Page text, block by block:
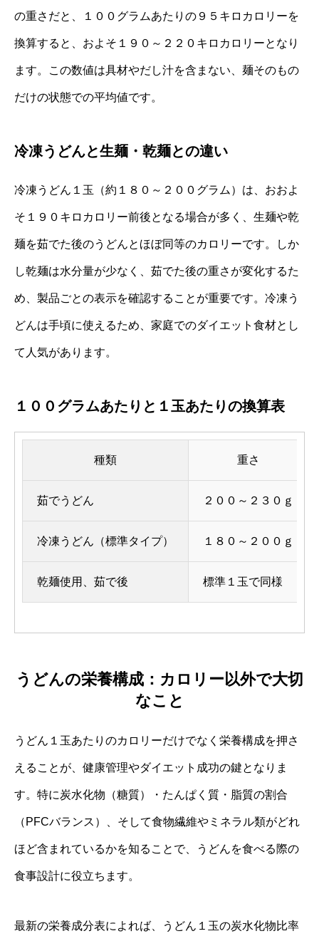
の重さだと、１００グラムあたりの９５キロカロリーを
換算すると、およそ１９０～２２０キロカロリーとなり
ます。この数値は具材やだし汁を含まない、麺そのもの
だけの状態での平均値です。
冷凍うどんと生麺・乾麺との違い
冷凍うどん１玉（約１８０～２００グラム）は、おおよ
そ１９０キロカロリー前後となる場合が多く、生麺や乾
麺を茹でた後のうどんとほぼ同等のカロリーです。しか
し乾麺は水分量が少なく、茹でた後の重さが変化するた
め、製品ごとの表示を確認することが重要です。冷凍う
どんは手頃に使えるため、家庭でのダイエット食材とし
て人気があります。
１００グラムあたりと１玉あたりの換算表
種類 重さ
茹でうどん ２００～２３０ｇ
冷凍うどん（標準タイプ） １８０～２００ｇ
乾麺使用、茹で後 標準１玉で同様
うどんの栄養構成：カロリー以外で大切
なこと
うどん１玉あたりのカロリーだけでなく栄養構成を押さ
えることが、健康管理やダイエット成功の鍵となりま
す。特に炭水化物（糖質）・たんぱく質・脂質の割合
（PFCバランス）、そして食物繊維やミネラル類がどれ
ほど含まれているかを知ることで、うどんを食べる際の
食事設計に役立ちます。
最新の栄養成分表によれば、うどん１玉の炭水化物比率